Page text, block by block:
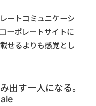
ートコミュニケーシ
ーポレートサイトに
せるよりも感覚とし
出す一人になる。